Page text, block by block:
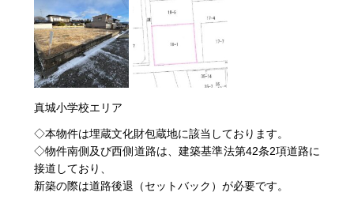
真城小学校エリア
◇本物件は埋蔵文化財包蔵地に該当しております。
◇物件南側及び西側道路は、建築基準法第42条2項道路に
接道しており、
新築の際は道路後退（セットバック）が必要です。